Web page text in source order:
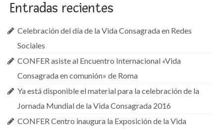
Entradas recientes
Celebración del día de la Vida Consagrada en Redes
Sociales
CONFER asiste al Encuentro Internacional «Vida
Consagrada en comunión» de Roma
Ya está disponible el material para la celebración de la
Jornada Mundial de la Vida Consagrada 2016
CONFER Centro inaugura la Exposición de la Vida